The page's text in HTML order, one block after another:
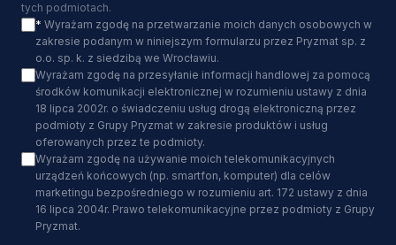
tych podmiotach.
* Wyrażam zgodę na przetwarzanie moich danych osobowych w
zakresie podanym w niniejszym formularzu przez Pryzmat sp. z
o.o. sp. k. z siedzibą we Wrocławiu.
Wyrażam zgodę na przesyłanie informacji handlowej za pomocą
środków komunikacji elektronicznej w rozumieniu ustawy z dnia
18 lipca 2002r. o świadczeniu usług drogą elektroniczną przez
podmioty z Grupy Pryzmat w zakresie produktów i usług
oferowanych przez te podmioty.
Wyrażam zgodę na używanie moich telekomunikacyjnych
urządzeń końcowych (np. smartfon, komputer) dla celów
marketingu bezpośredniego w rozumieniu art. 172 ustawy z dnia
16 lipca 2004r. Prawo telekomunikacyjne przez podmioty z Grupy
Pryzmat.